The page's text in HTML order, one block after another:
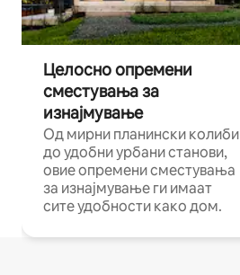
Целосно опремени
сместувања за
изнајмување
Од мирни планински колиби
до удобни урбани станови,
овие опремени сместувања
за изнајмување ги имаат
сите удобности како дом.